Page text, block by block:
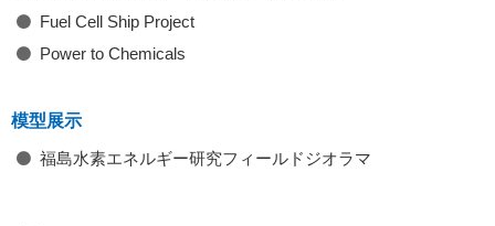
Fuel Cell Ship Project
Power to Chemicals
模型展示
福島水素エネルギー研究フィールドジオラマ